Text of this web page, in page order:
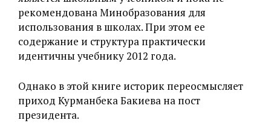
рекомендована Минобразования для
использования в школах. При этом ее
содержание и структура практически
идентичны учебнику 2012 года.
Однако в этой книге историк переосмысляет
приход Курманбека Бакиева на пост
президента.